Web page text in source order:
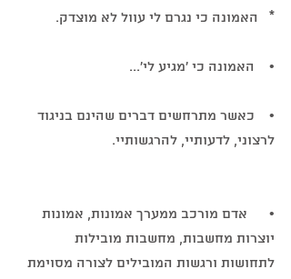
*   האמונה כי נגרם לי עוול לא מוצדק.
•    האמונה כי 'מגיע לי'...
•    כאשר מתרחשים דברים שהינם בניגוד
לרצוני, לדעותיי, להרגשותיי.
•      אדם מורכב ממערך אמונות, אמונות
יוצרות מחשבות, מחשבות מובילות
לתחושות ורגשות המובילים לצורה מסוימת